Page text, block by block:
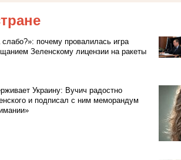
почему провалилась игра
Зеленскому лицензии на ракеты
Украину: Вучич радостно
и подписал с ним меморандум